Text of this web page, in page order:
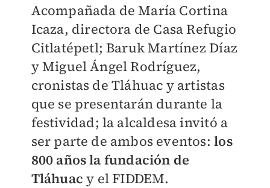
Acompañada de María Cortina
Icaza, directora de Casa Refugio
Citlatépetl; Baruk Martínez Díaz
y Miguel Ángel Rodríguez,
cronistas de Tláhuac y artistas
que se presentarán durante la
festividad; la alcaldesa invitó a
ser parte de ambos eventos:los
800 años la fundación de
Tláhuac y el FIDDEM.